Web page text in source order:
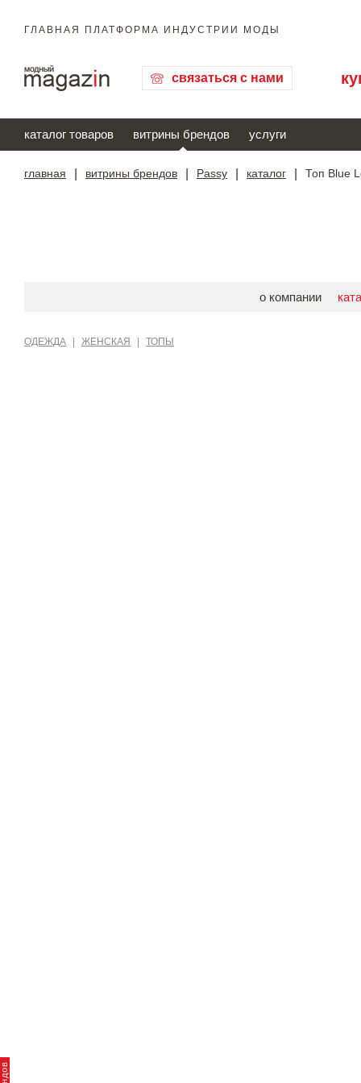
ГЛАВНАЯ ПЛАТФОРМА ИНДУСТРИИ МОДЫ
связаться с нами
каталог товаров витрины брендов услуги
главная витрины брендов Passy каталог Топ Blue
о компании
ОДЕЖДА ЖЕНСКАЯ ТОПЫ